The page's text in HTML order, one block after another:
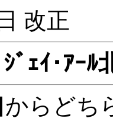
改正
ｼﾞｪｲ･ｱｰﾙ
からどち